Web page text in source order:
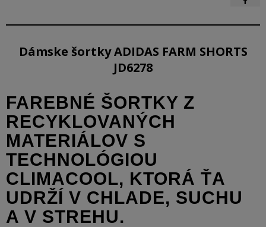
Dámske šortky ADIDAS FARM SHORTS
JD6278
FAREBNÉ ŠORTKY Z
RECYKLOVANÝCH
MATERIÁLOV S
TECHNOLÓGIOU
CLIMACOOL, KTORÁ ŤA
UDRŽÍ V CHLADE, SUCHU
A V STREHU.